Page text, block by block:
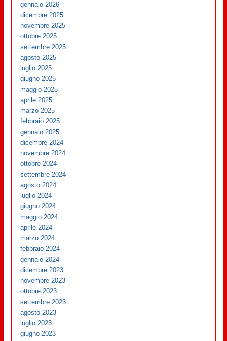
gennaio 2026
dicembre 2025
novembre 2025
ottobre 2025
settembre 2025
agosto 2025
luglio 2025
giugno 2025
maggio 2025
aprile 2025
marzo 2025
febbraio 2025
gennaio 2025
dicembre 2024
novembre 2024
ottobre 2024
settembre 2024
agosto 2024
luglio 2024
giugno 2024
maggio 2024
aprile 2024
marzo 2024
febbraio 2024
gennaio 2024
dicembre 2023
novembre 2023
ottobre 2023
settembre 2023
agosto 2023
luglio 2023
giugno 2023